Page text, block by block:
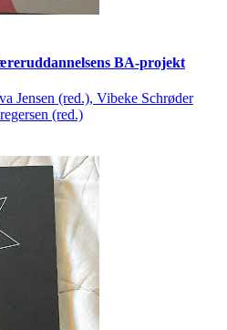
BA-projekt
Jensen (red.), Vibeke Schrøder
(red.)